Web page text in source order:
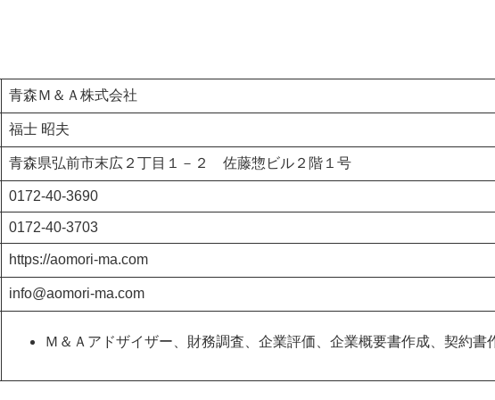
青森Ｍ＆Ａ株式会社
福士 昭夫
青森県弘前市末広２丁目１－２ 佐藤惣ビル２階１号
0172-40-3690
0172-40-3703
https://aomori-ma.com
info@aomori-ma.com
Ｍ＆Ａアドザイザー、財務調査、企業評価、企業概要書作成、契約書